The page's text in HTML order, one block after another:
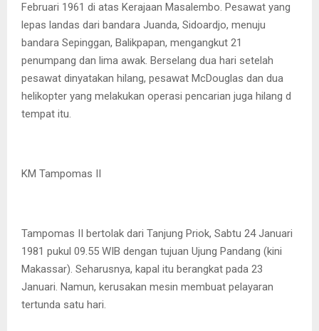
Februari 1961 di atas Kerajaan Masalembo. Pesawat yang
lepas landas dari bandara Juanda, Sidoardjo, menuju
bandara Sepinggan, Balikpapan, mengangkut 21
penumpang dan lima awak. Berselang dua hari setelah
pesawat dinyatakan hilang, pesawat McDouglas dan dua
helikopter yang melakukan operasi pencarian juga hilang d
tempat itu.
KM Tampomas II
Tampomas II bertolak dari Tanjung Priok, Sabtu 24 Januari
1981 pukul 09.55 WIB dengan tujuan Ujung Pandang (kini
Makassar). Seharusnya, kapal itu berangkat pada 23
Januari. Namun, kerusakan mesin membuat pelayaran
tertunda satu hari.